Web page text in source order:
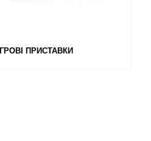
ІГРОВІ ПРИСТАВКИ